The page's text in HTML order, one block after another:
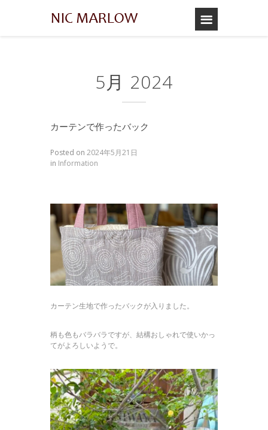
5月 2024
カーテンで作ったバック
Posted on 2024年5月21日
in Information
カーテン生地で作ったバックが入りました。
柄も色もバラバラですが、結構おしゃれで使いかっ
てがよろしいようで。